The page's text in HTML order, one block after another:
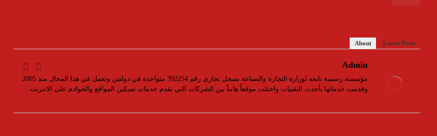
About Latest Posts
Admin
مؤسسة رسمية تابعه لوزارة التجارة والصناعة بسجل تجاري رقم 392254 متواجدة في دولتين وتعمل في هذا المجال منذ 2005
وقدمت خدماتها بأحدث التقنيات واحتلت موقعاً هاماً بين الشركات التي تقدم خدمات تسكين المواقع والخوادم على الانترنت .